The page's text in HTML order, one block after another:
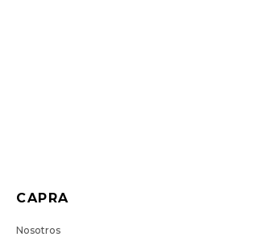
CAPRA
Nosotros